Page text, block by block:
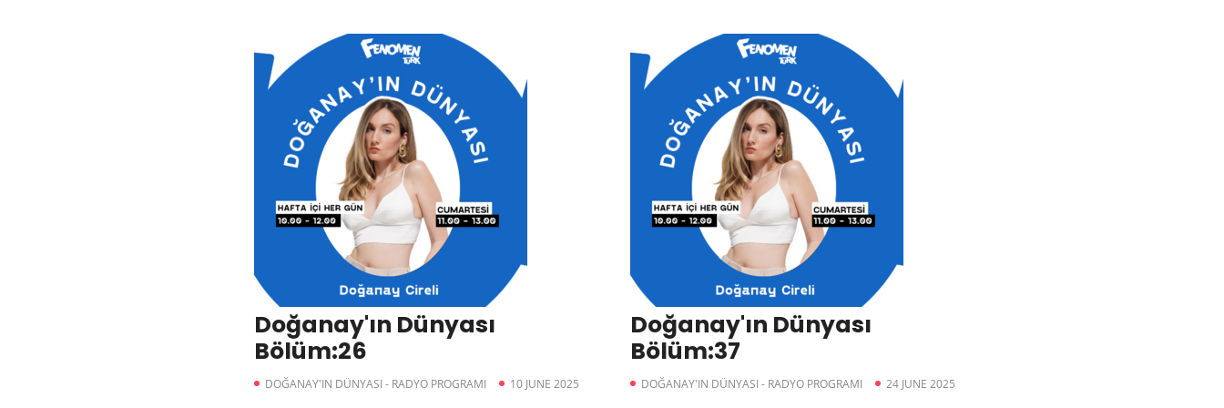
Doğanay'ın Dünyası
Bölüm:26
DOĞANAY'IN DÜNYASI - RADYO PROGRAMI 10 JUNE 2025
Doğanay'ın Dünyası
Bölüm:37
DOĞANAY'IN DÜNYASI - RADYO PROGRAMI 24 JUNE 2025